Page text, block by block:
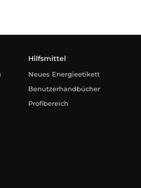
Hilfsmittel
Neues Energieetikett
Benutzerhandbücher
Profibereich